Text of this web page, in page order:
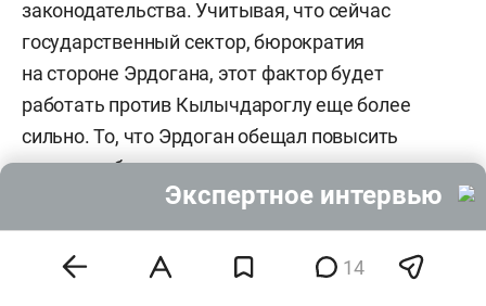
законодательства. Учитывая, что сейчас
государственный сектор, бюрократия
на стороне Эрдогана, этот фактор будет
работать против Кылычдароглу еще более
сильно. То, что Эрдоган обещал повысить
зарплаты бюджетникам и он их повысил,
работает на него. Как и другие проекты.
А Кылычдароглу продолжает оставаться
популистом, за которым нет ни реального
14
Экспертное интервью